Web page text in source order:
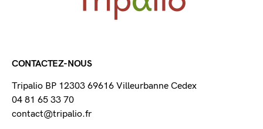
CONTACTEZ-NOUS
Tripalio BP 12303 69616 Villeurbanne Cedex
04 81 65 33 70
contact@tripalio.fr